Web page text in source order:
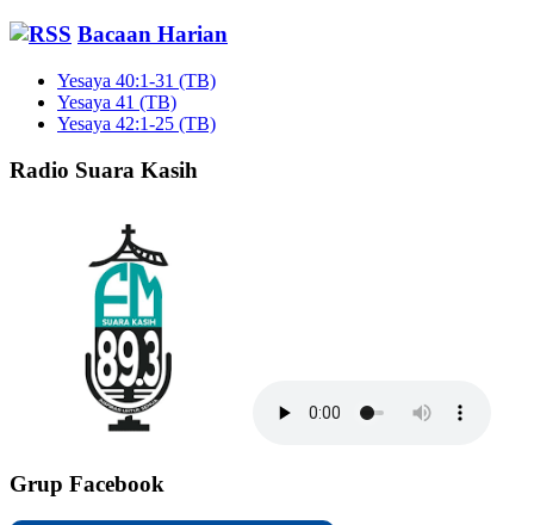
Bacaan Harian
Yesaya 40:1-31 (TB)
Yesaya 41 (TB)
Yesaya 42:1-25 (TB)
Radio Suara Kasih
Grup Facebook